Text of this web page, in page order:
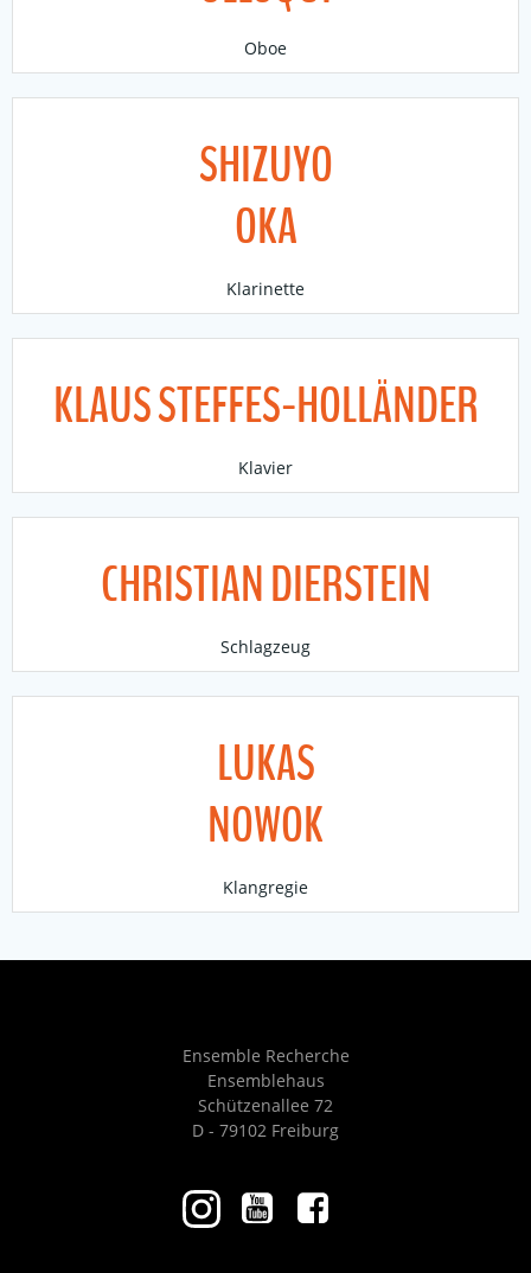
Oboe
SHIZUYO
OKA
Klarinette
KLAUS STEFFES-HOLLÄNDER
Klavier
CHRISTIAN DIERSTEIN
Schlagzeug
LUKAS
NOWOK
Klangregie
Ensemble Recherche
Ensemblehaus
Schützenallee 72
D - 79102 Freiburg